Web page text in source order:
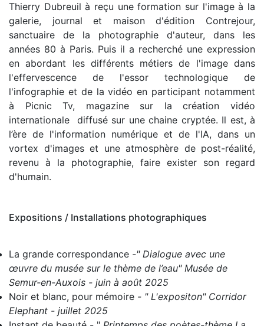
Thierry Dubreuil à reçu une formation sur l'image à la
galerie, journal et maison d'édition Contrejour,
sanctuaire de la photographie d'auteur, dans les
années 80 à Paris. Puis il a recherché une expression
en abordant les différents métiers de l'image dans
l'effervescence de l'essor technologique de
l'infographie et de la vidéo en participant notamment
à Picnic Tv, magazine sur la création vidéo
internationale diffusé sur une chaine cryptée. Il est, à
l’ère de l'information numérique et de l'IA, dans un
vortex d'images et une atmosphère de post-réalité,
revenu à la photographie, faire exister son regard
d'humain.
Expositions / Installations photographiques
La grande correspondance -" Dialogue avec une
œuvre du musée sur le thème de l’eau" Musée de
Semur-en-Auxois - juin à août 2025
Noir et blanc, pour mémoire - " L'expositon" Corridor
Elephant - juillet 2025